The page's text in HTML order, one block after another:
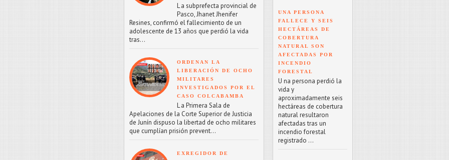
L a subprefecta provincial de
Pasco, Jhanet Jhenifer
Resines, confirmó el fallecimiento de un
adolescente de 13 años que perdió la vida
tras...
ORDENAN LA
LIBERACIÓN DE OCHO
MILITARES
INVESTIGADOS POR EL
CASO COLCABAMBA
L a Primera Sala de
Apelaciones de la Corte Superior de Justicia
de Junín dispuso la libertad de ocho militares
que cumplían prisión prevent...
EXREGIDOR DE
UNA PERSONA
FALLECE Y SEIS
HECTÁREAS DE
COBERTURA
NATURAL SON
AFECTADAS POR
INCENDIO
FORESTAL
U na persona perdió la
vida y
aproximadamente seis
hectáreas de cobertura
natural resultaron
afectadas tras un
incendio forestal
registrado ...